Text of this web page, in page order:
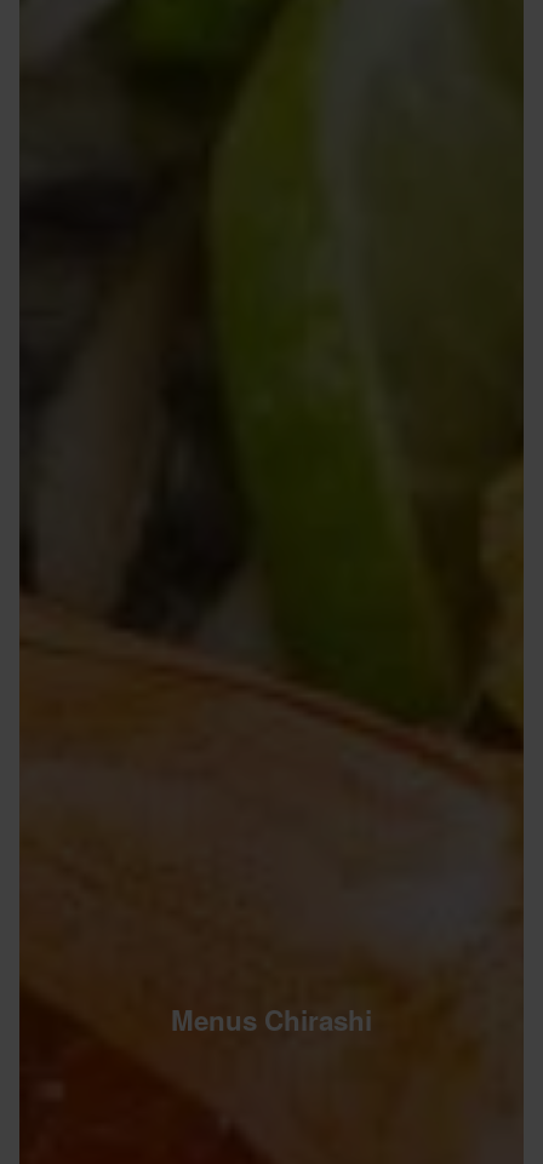
Menus Chirashi